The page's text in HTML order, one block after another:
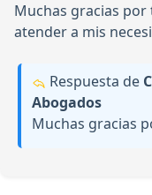
Muchas gracias
atender a mis
Respuesta de
Abogados
Muchas gracias